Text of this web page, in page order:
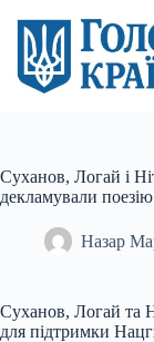
вмісту
Суханов, Логай і
декламували
Назар
Суханов, Логай та
для підтримки